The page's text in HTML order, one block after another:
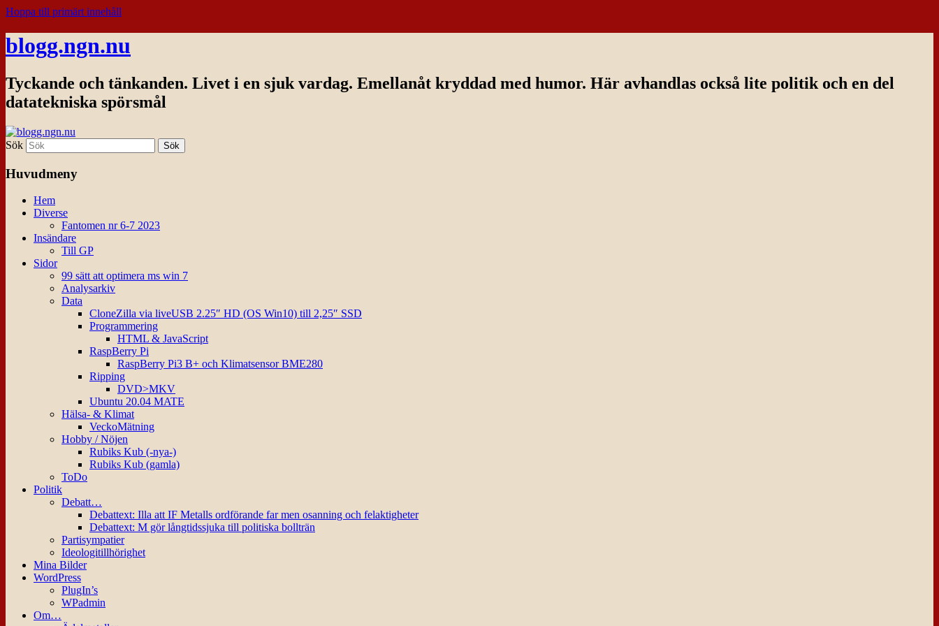
Hoppa till primärt innehåll
blogg.ngn.nu
Tyckande och tänkanden. Livet i en sjuk vardag. Emellanåt kryddad med humor. Här avhandlas också lite politik och en del
datatekniska spörsmål
Sök
Huvudmeny
Hem
Diverse
Fantomen nr 6-7 2023
Insändare
Till GP
Sidor
99 sätt att optimera ms win 7
Analysarkiv
Data
CloneZilla via liveUSB 2.25″ HD (OS Win10) till 2,25″ SSD
Programmering
HTML & JavaScript
RaspBerry Pi
RaspBerry Pi3 B+ och Klimatsensor BME280
Ripping
DVD>MKV
Ubuntu 20.04 MATE
Hälsa- & Klimat
VeckoMätning
Hobby / Nöjen
Rubiks Kub (-nya-)
Rubiks Kub (gamla)
ToDo
Politik
Debatt…
Debattext: Illa att IF Metalls ordförande far men osanning och felaktigheter
Debattext: M gör långtidssjuka till politiska bollträn
Partisympatier
Ideologitillhörighet
Mina Bilder
WordPress
PlugIn’s
WPadmin
Om…